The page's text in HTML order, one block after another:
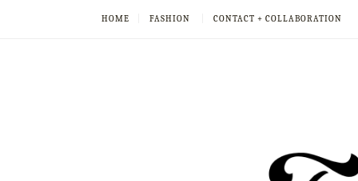
HOME FASHION CONTACT + COLLABORATION